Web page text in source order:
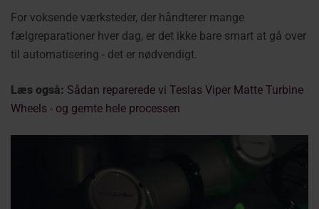
For voksende værksteder, der håndterer mange
fælgreparationer hver dag, er det ikke bare smart at gå over
til automatisering - det er nødvendigt.
Læs også: Sådan reparerede vi Teslas Viper Matte Turbine
Wheels - og gemte hele processen